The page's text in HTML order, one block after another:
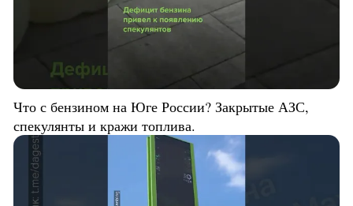
Что с бензином на Юге России? Закрытые АЗС,
спекулянты и кражи топлива.